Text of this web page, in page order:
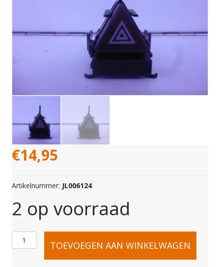
€14,95
Artikelnummer: JL006124
2 op voorraad
B-
TOEVOEGEN AAN WINKELWAGEN